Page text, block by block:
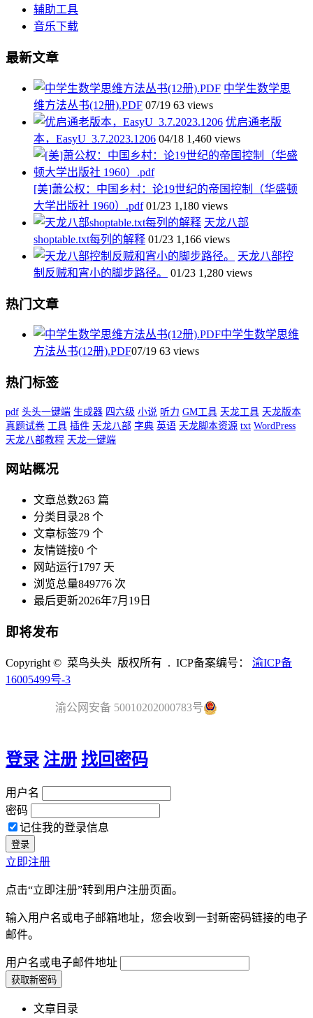
辅助工具
音乐下载
最新文章
中学生数学思
维方法丛书(12册).PDF 07/19 63 views
优启通老版
本，EasyU_3.7.2023.1206 04/18 1,460 views
[美]萧公权：中国乡村：论19世纪的帝国控制（华盛顿
大学出版社 1960）.pdf 01/23 1,180 views
天龙八部
shoptable.txt每列的解释 01/23 1,166 views
天龙八部控
制反贼和宵小的脚步路径。
01/23 1,280 views
热门文章
中学生数学思维
方法丛书(12册).PDF07/19 63 views
热门标签
pdf 头头一键端 生成器 四六级 小说 听力 GM工具 天龙工具 天龙版本
真题试卷 工具 插件 天龙八部 字典 英语 天龙脚本资源 txt WordPress
天龙八部教程 天龙一键端
网站概况
文章总数263 篇
分类目录28 个
文章标签79 个
友情链接0 个
网站运行1797 天
浏览总量849776 次
最后更新2026年7月19日
即将发布
Copyright © 菜鸟头头 版权所有 . ICP备案编号： 渝ICP备
16005499号-3
渝公网安备 50010202000783号
登录 注册 找回密码
用户名
密码
记住我的登录信息
立即注册
点击“立即注册”转到用户注册页面。
输入用户名或电子邮箱地址，您会收到一封新密码链接的电子
邮件。
用户名或电子邮件地址
文章目录